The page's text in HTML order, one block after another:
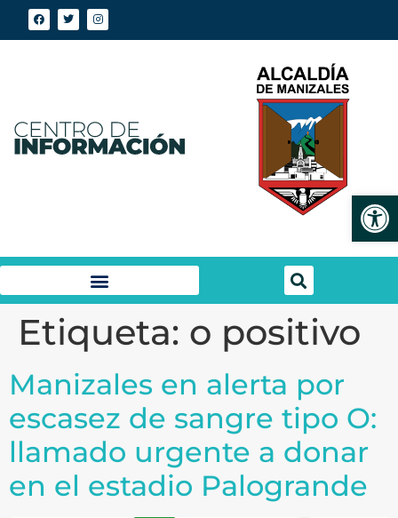
Etiqueta: o positivo
Manizales en alerta por
escasez de sangre tipo O:
llamado urgente a donar
en el estadio Palogrande